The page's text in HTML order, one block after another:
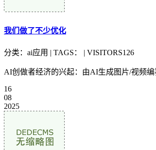
我们做了不少优化
分类：ai应用 | TAGS： | VISITORS126
AI创做者经济的兴起：由AI生成图片/视频
16
08
2025